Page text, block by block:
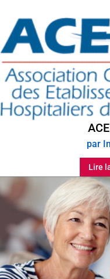
par
Lire